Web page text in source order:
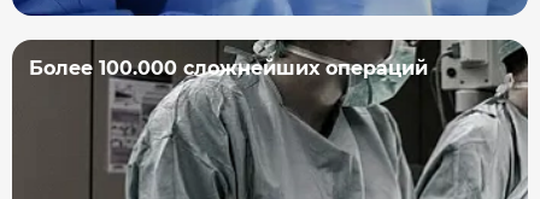
Более 100.000 сложнейших операций